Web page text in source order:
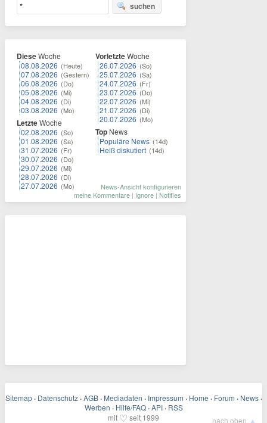
suchen
DieseWoche
08.08.2026 (Heute)
07.08.2026 (Gestern)
06.08.2026 (Do)
05.08.2026 (Mi)
04.08.2026 (Di)
03.08.2026 (Mo)
LetzteWoche
02.08.2026 (So)
01.08.2026 (Sa)
31.07.2026 (Fr)
30.07.2026 (Do)
29.07.2026 (Mi)
28.07.2026 (Di)
27.07.2026 (Mo)
VorletzteWoche
26.07.2026 (So)
25.07.2026 (Sa)
24.07.2026 (Fr)
23.07.2026 (Do)
22.07.2026 (Mi)
21.07.2026 (Di)
20.07.2026 (Mo)
Top News
Populäre News (14d)
Heiß diskutiert (14d)
News-Ansicht konfigurieren
meine Kommentare | Ignore | Notifies
Sitemap · Datenschutz · AGB · Mediadaten · Impressum · Home · Forum · News ·
Werben · Hilfe/FAQ · API · RSS
mit ♡ seit 1999 nach oben